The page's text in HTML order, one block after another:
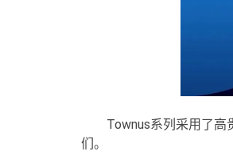
Townus系列采用了高
们。